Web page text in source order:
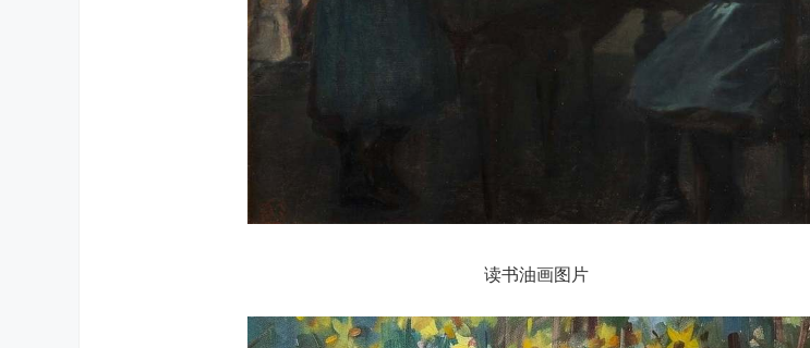
读书油画图片